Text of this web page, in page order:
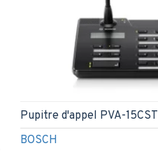
BOSCH
Pupitre d'appel PVA-15CST